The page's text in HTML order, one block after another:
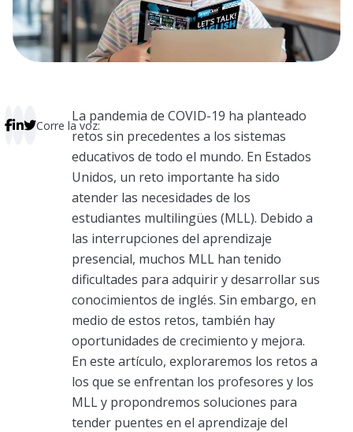
La pandemia de COVID-19 ha planteado
retos sin precedentes a los sistemas
educativos de todo el mundo. En Estados
Unidos, un reto importante ha sido
atender las necesidades de los
estudiantes multilingües (MLL). Debido a
las interrupciones del aprendizaje
presencial, muchos MLL han tenido
dificultades para adquirir y desarrollar sus
conocimientos de inglés. Sin embargo, en
medio de estos retos, también hay
oportunidades de crecimiento y mejora.
En este artículo, exploraremos los retos a
los que se enfrentan los profesores y los
MLL y propondremos soluciones para
tender puentes en el aprendizaje del
Corre la voz: